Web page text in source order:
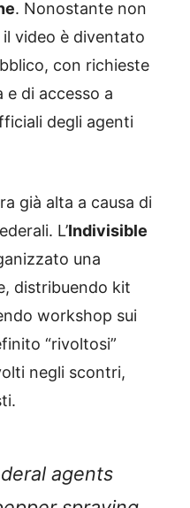
. Nonostante non
video è diventato
con richieste
e di accesso a
degli agenti
già alta a causa di
L’Indivisible
una
distribuendo kit
workshop sui
“rivoltosi”
negli scontri,
agents